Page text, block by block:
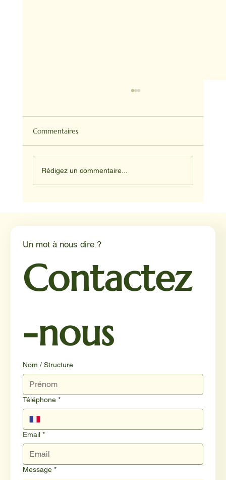
Commentaires
Rédigez un commentaire...
Un mot à nous dire ?
Contactez
-nous
Nom / Structure
Téléphone *
Email *
Message *